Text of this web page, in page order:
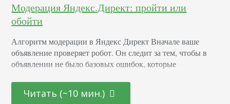
Модерация Яндекс.Директ: пройти или
обойти
Алгоритм модерации в Яндекс Директ Вначале ваше
объявление проверяет робот. Он следит за тем, чтобы в
объявлении не было базовых ошибок, которые
ли тематика. После машинной проверки объявление
переходит к модератору. Он выносит окончательное
Читать (~10 мин.)